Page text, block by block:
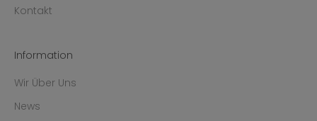
Kontakt
Information
Wir Über Uns
News